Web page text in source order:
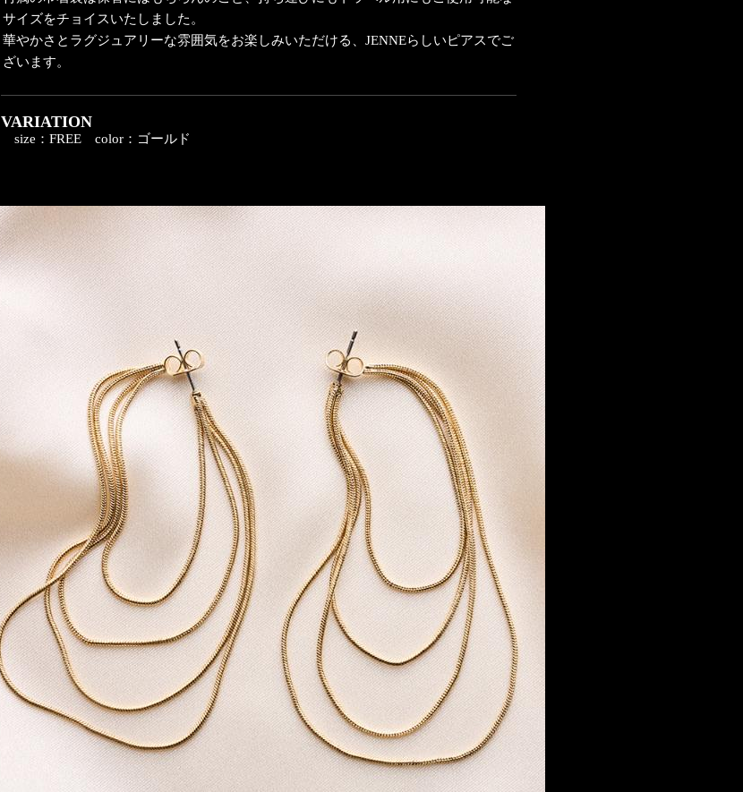
サイズをチョイスいたしました。
華やかさとラグジュアリーな雰囲気をお楽しみいただける、JENNEらしいピアスでご
ざいます。
VARIATION
size：FREE color：ゴールド